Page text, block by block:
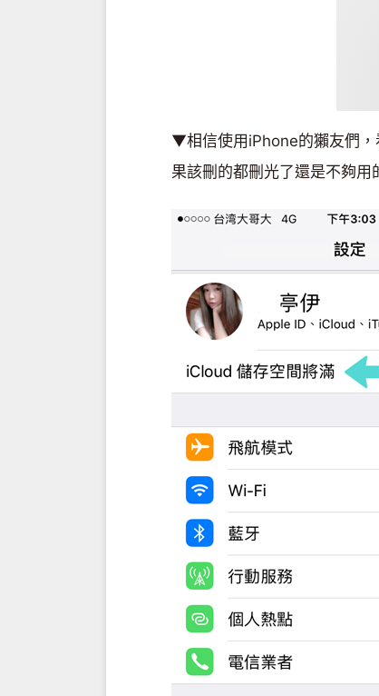
▼相信使用iPhone的獺友們
果該刪的都刪光了還是不夠用